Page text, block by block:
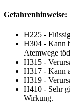
Gefahrenhinweise:
H225 -
H304 - Kann
Atemwege
H315 -
H317 - Kann
H319 -
H410 - Sehr
Wirkung.